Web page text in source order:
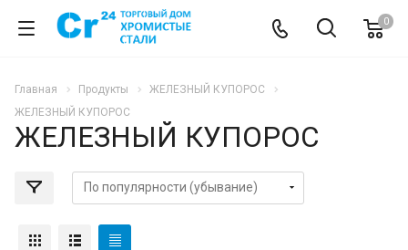
0
Главная Продукты
ЖЕЛЕЗНЫЙ КУПОРОС
ЖЕЛЕЗНЫЙ КУПОРОС
ЖЕЛЕЗНЫЙ КУПОРОС